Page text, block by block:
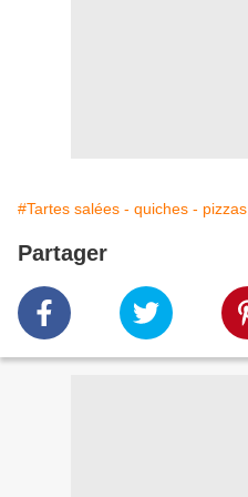
#Tartes salées - quiches - pizzas
Partager